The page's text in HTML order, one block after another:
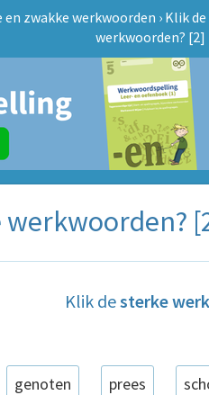
en zwakke werkwoorden › Klik
werkwoorden? [2]
Klik desterke
genoten prees